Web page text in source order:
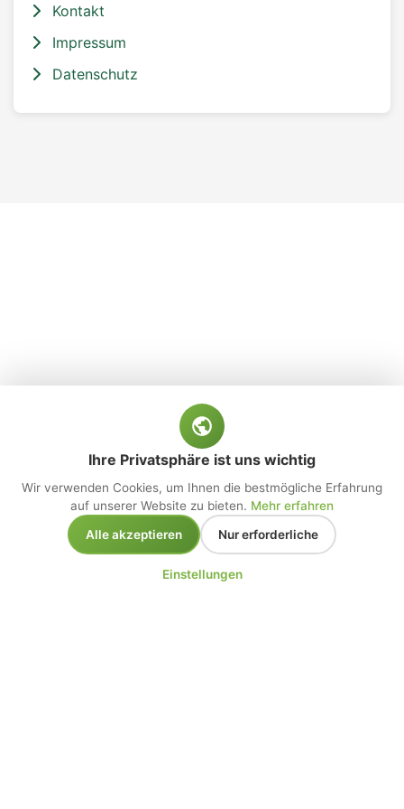
Kontakt
Impressum
Datenschutz
Ihre Privatsphäre ist uns wichtig
Wir verwenden Cookies, um Ihnen die bestmögliche Erfahrung
auf unserer Website zu bieten. Mehr erfahren
Alle akzeptieren
Nur erforderliche
Einstellungen